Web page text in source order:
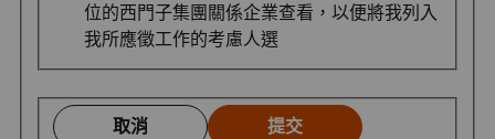
位的西門子集團關係企業查看，以便將我列入
我所應徵工作的考慮人選
取消 提交